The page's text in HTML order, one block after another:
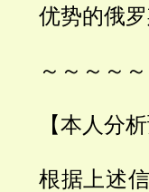
优势的俄
～～～～～
【本人分
根据上述